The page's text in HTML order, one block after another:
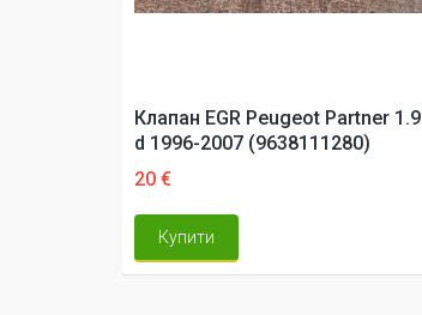
Клапан EGR Peugeot Partner 1.9
d 1996-2007 (9638111280)
20 €
Купити